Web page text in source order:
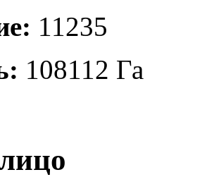
11235
108112 Га